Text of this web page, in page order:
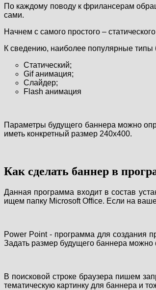
По каждому поводу к фрилансерам
сами.
Начнем с самого простого –
К сведению, наиболее популярные типы
Статический;
Gif анимация;
Слайдер;
Flash анимация
Параметры будущего баннера можно
иметь конкретный размер 240x400.
Как сделать баннер в
Данная программа входит в состав
ищем папку Microsoft Office. Если на
Power Point - программа для создания
Задать размер будущего баннера
В поисковой строке браузера пишем
тематическую картинку для баннера и